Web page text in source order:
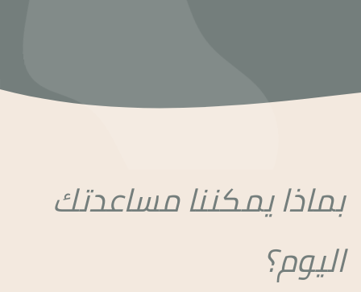
بماذا يمكننا مساعدتك
اليوم؟